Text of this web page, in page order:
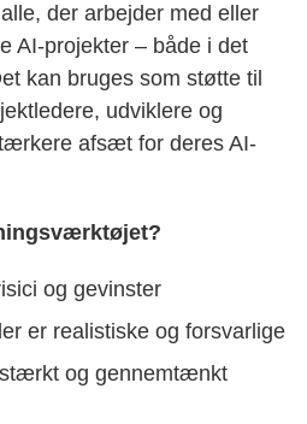
der arbejder med eller
AI-projekter – både i det
kan bruges som støtte til
udviklere og
afsæt for deres AI-
og gevinster
er realistiske og forsvarlige
og gennemtænkt